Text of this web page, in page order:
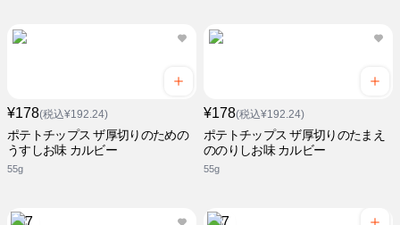
¥178(税込¥192.24)
ポテトチップス ザ厚切りのための
うすしお味 カルビー
55g
¥178(税込¥192.24)
ポテトチップス ザ厚切りのたまえ
ののりしお味 カルビー
55g